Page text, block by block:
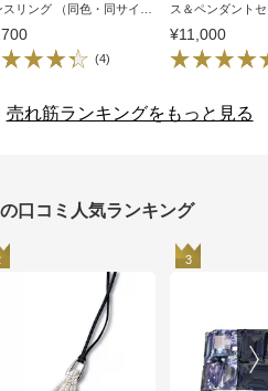
スリング （同色・同サイズ
ット）
(4)
ス＆ペンダント
¥11,000
売れ筋ランキングをもっと見る
口コミ人気ランキング
3